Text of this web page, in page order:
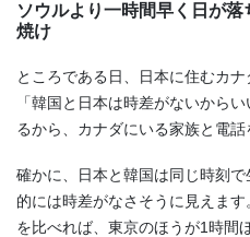
ソウルより一時間早く日が
焼け
ところである日、日本に住むカナ
「韓国と日本は時差がないから
るから、カナダにいる家族と電話
確かに、日本と韓国は同じ時刻
的には時差がなさそうに見えま
を比べれば、東京のほうが1時間